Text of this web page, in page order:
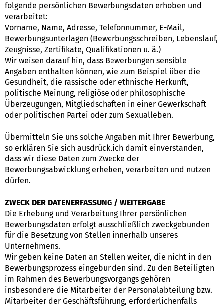
folgende persönlichen Bewerbungsdaten erhoben und
verarbeitet:
Vorname, Name, Adresse, Telefonnummer, E-Mail,
Bewerbungsunterlagen (Bewerbungsschreiben, Lebenslauf,
Zeugnisse, Zertifikate, Qualifikationen u. ä.)
Wir weisen darauf hin, dass Bewerbungen sensible
Angaben enthalten können, wie zum Beispiel über die
Gesundheit, die rassische oder ethnische Herkunft,
politische Meinung, religiöse oder philosophische
Überzeugungen, Mitgliedschaften in einer Gewerkschaft
oder politischen Partei oder zum Sexualleben.
Übermitteln Sie uns solche Angaben mit Ihrer Bewerbung,
so erklären Sie sich ausdrücklich damit einverstanden,
dass wir diese Daten zum Zwecke der
Bewerbungsabwicklung erheben, verarbeiten und nutzen
dürfen.
ZWECK DER DATENERFASSUNG / WEITERGABE
Die Erhebung und Verarbeitung Ihrer persönlichen
Bewerbungsdaten erfolgt ausschließlich zweckgebunden
für die Besetzung von Stellen innerhalb unseres
Unternehmens.
Wir geben keine Daten an Stellen weiter, die nicht in den
Bewerbungsprozess eingebunden sind. Zu den Beteiligten
im Rahmen des Bewerbungsvorgangs gehören
insbesondere die Mitarbeiter der Personalabteilung bzw.
Mitarbeiter der Geschäftsführung, erforderlichenfalls